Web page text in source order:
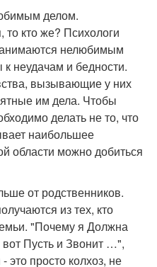
делом.
кто же? Психологи
нелюбимым
неудачам и бедности.
вызывающие у них
им дела. Чтобы
делать не то, что
наибольшее
области можно добиться
от родственников.
из тех, кто
"Почему я Должна
Пусть и Звонит …",
просто колхоз, не